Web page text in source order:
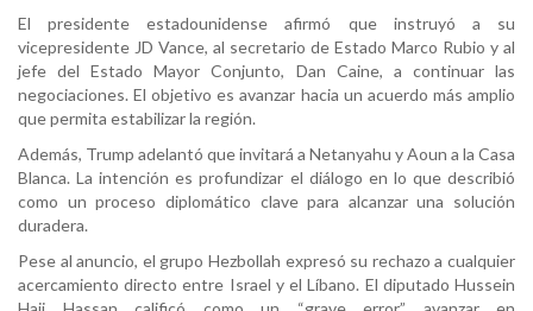
El presidente estadounidense afirmó que instruyó a su
vicepresidente JD Vance, al secretario de Estado Marco Rubio y al
jefe del Estado Mayor Conjunto, Dan Caine, a continuar las
negociaciones. El objetivo es avanzar hacia un acuerdo más amplio
que permita estabilizar la región.
Además, Trump adelantó que invitará a Netanyahu y Aoun a la Casa
Blanca. La intención es profundizar el diálogo en lo que describió
como un proceso diplomático clave para alcanzar una solución
duradera.
Pese al anuncio, el grupo Hezbollah expresó su rechazo a cualquier
acercamiento directo entre Israel y el Líbano. El diputado Hussein